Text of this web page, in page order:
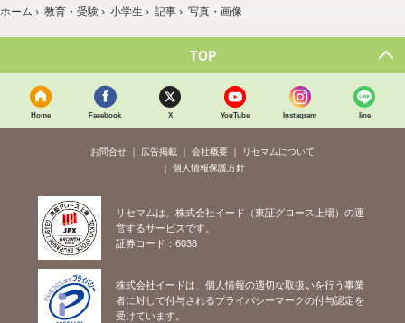
ホーム › 教育・受験 › 小学生 › 記事 › 写真・画像
TOP
Home Facebook X YouTube Instagram line
お問合せ 広告掲載 会社概要
リセマムについて
個人情報保護方針
リセマムは、株式会社イード（東証グロース上場）の運
営するサービスです。
証券コード：6038
株式会社イードは、個人情報の適切な取扱いを行う事業
者に対して付与されるプライバシーマークの付与認定を
受けています。